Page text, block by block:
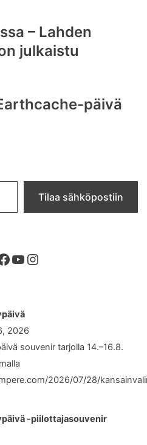
– Lahden
julkaistu
päivä
Tilaa sähköpostiin
YouTube
Instagram
2026
souvenir tarjolla 14.–16.8.
2026/07/28/
-piilottajasouvenir